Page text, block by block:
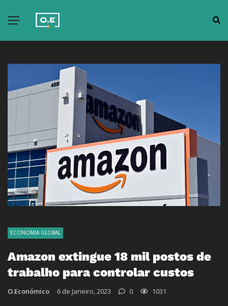
ECONOMIA GLOBAL
Amazon extingue 18 mil postos de
trabalho para controlar custos
O.Económico 6 de Janeiro, 2023 0 1031